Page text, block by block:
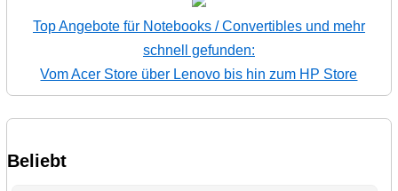
Top Angebote für Notebooks / Convertibles und mehr
schnell gefunden:
Vom Acer Store über Lenovo bis hin zum HP Store
Beliebt